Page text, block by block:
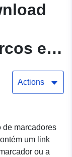
e
em
Actions
de marcadores
um link
ou a